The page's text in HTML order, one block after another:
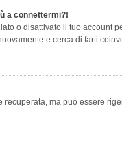
a connettermi?!
o disattivato il tuo account
e cerca di farti
ma può essere